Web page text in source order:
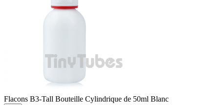
Flacons B3-Tall Bouteille Cylindrique de 50ml Blanc